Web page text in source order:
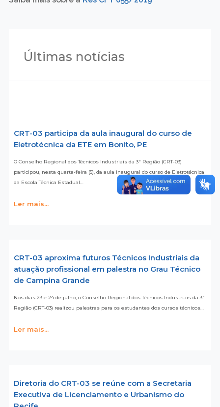
Últimas notícias
CRT-03 participa da aula inaugural do curso de
Eletrotécnica da ETE em Bonito, PE
O Conselho Regional dos Técnicos Industriais da 3ª Região (CRT-03)
participou, nesta quarta-feira (5), da aula inaugural do curso de Eletrotécnica
da Escola Técnica Estadual…
Ler mais...
CRT-03 aproxima futuros Técnicos Industriais da
atuação profissional em palestra no Grau Técnico
de Campina Grande
Nos dias 23 e 24 de julho, o Conselho Regional dos Técnicos Industriais da 3ª
Região (CRT-03) realizou palestras para os estudantes dos cursos técnicos…
Ler mais...
Diretoria do CRT-03 se reúne com a Secretaria
Executiva de Licenciamento e Urbanismo do